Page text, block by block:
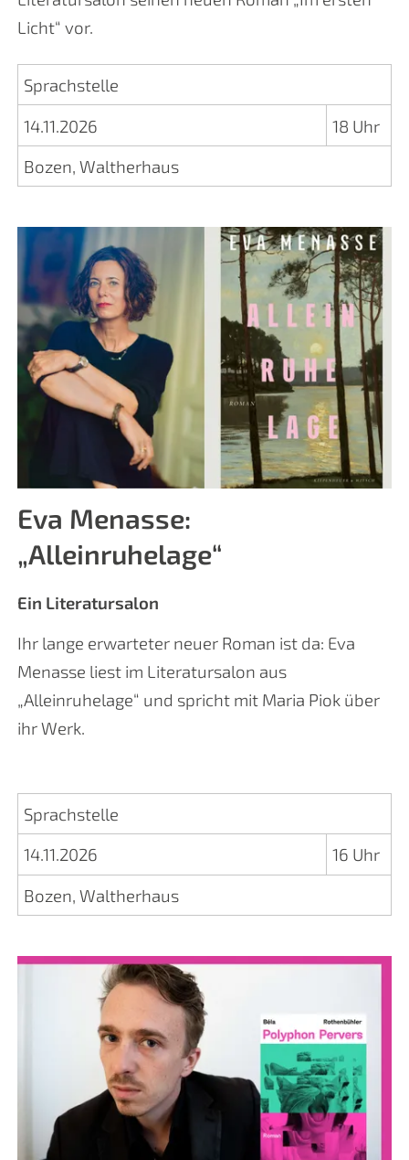
Licht“ vor.
Sprachstelle
14.11.2026
18 Uhr
Bozen, Waltherhaus
Eva Menasse:
„Alleinruhelage“
Ein Literatursalon
Ihr lange erwarteter neuer Roman ist da: Eva
Menasse liest im Literatursalon aus
„Alleinruhelage“ und spricht mit Maria Piok über
ihr Werk.
Sprachstelle
14.11.2026
16 Uhr
Bozen, Waltherhaus